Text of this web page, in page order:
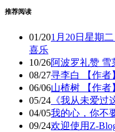
推荐阅读
01/201月20日星期
喜乐
10/26阿波罗礼赞 雪
08/27寻李白 【作者
06/06山楂树 【作者
05/24 《我从未爱过
04/05我的心，你不
09/24欢迎使用Z-